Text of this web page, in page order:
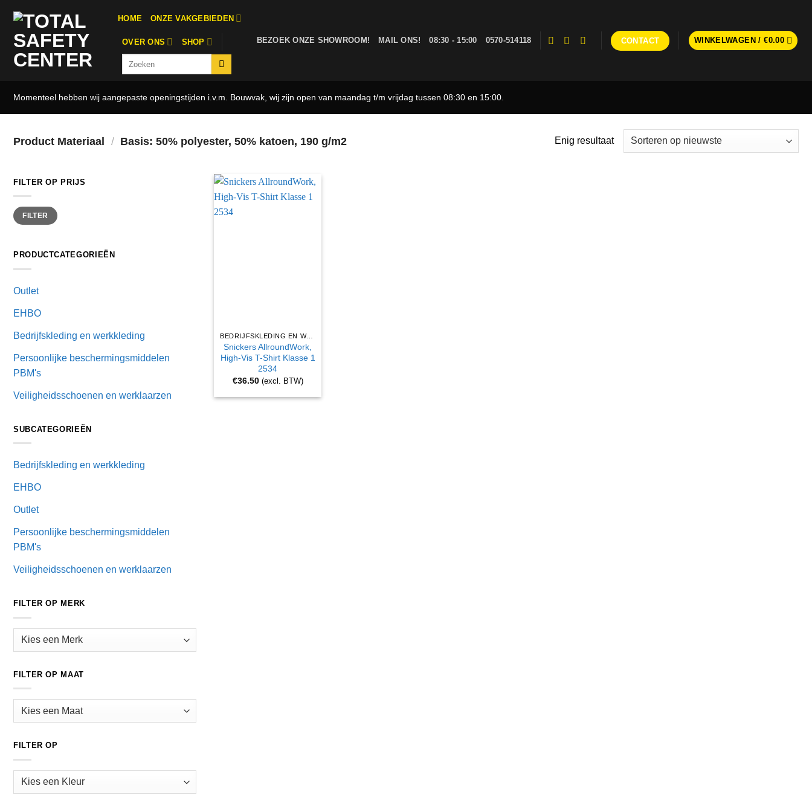
naar
inhoud
HOME ONZE VAKGEBIEDEN
OVER ONS SHOP BEZOEK ONZE SHOWROOM! MAIL ONS! 08:30 - 15:00 0570-514118 CONTACT WINKELWAGEN /€0.00
Momenteel hebben wij aangepaste openingstijden i.v.m. Bouwvak, wij zijn open van maandag t/m vrijdag tussen 08:30 en 15:00.
Product Materiaal / Basis: 50% polyester, 50% katoen, 190 g/m2 Enig resultaat
FILTER OP PRIJS
Min.
prijs
Max.
prijsFILTER
PRODUCTCATEGORIEËN
Outlet
EHBO
Bedrijfskleding en werkkleding
Persoonlijke beschermingsmiddelen
PBM's
Veiligheidsschoenen en werklaarzen
SUBCATEGORIEËN
Bedrijfskleding en werkkleding
EHBO
Outlet
Persoonlijke beschermingsmiddelen
PBM's
Veiligheidsschoenen en werklaarzen
FILTER OP MERK
FILTER OP MAAT
FILTER OP
BEDRIJFSKLEDING EN WERKKLEDING
Snickers AllroundWork,
High-Vis T-Shirt Klasse 1
2534
€36.50 (excl. BTW)